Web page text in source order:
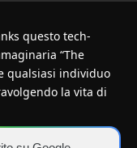
questo tech-
“The
qualsiasi individuo
la vita di